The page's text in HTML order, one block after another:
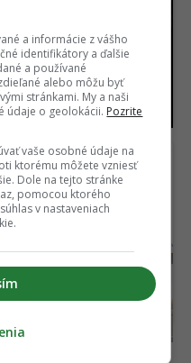
Vedci tomu nerozumejú.
Jadro Zeme náhle
zmenilo smer
ohromujúci, tvrdí riaditeľ.
Elektrická Kia valcuje
a informácie z vášho
identifikátory a ďalšie
a používané
alebo môžu byť
stránkami. My a naši
údaje o geolokácii. Pozrite
vaše osobné údaje na
ktorému môžete vzniesť
Dole na tejto stránke
pomocou ktorého
v nastaveniach